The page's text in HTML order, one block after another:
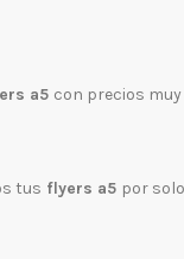
a5 con precios
tus flyers a5 por